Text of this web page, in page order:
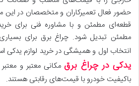
حضور فعال تعمیرکاران و متخصصان در این
قطعه‌ای مطمئن و با مشاوره فنی برای
مطمئن تبدیل شود. چراغ برق برای بسیاری
انتخاب اول و همیشگی در خرید لوازم
یدکی در چراغ برقمکانی معتبر و
باکیفیت خودرو با قیمت‌های رقابتی هستند.